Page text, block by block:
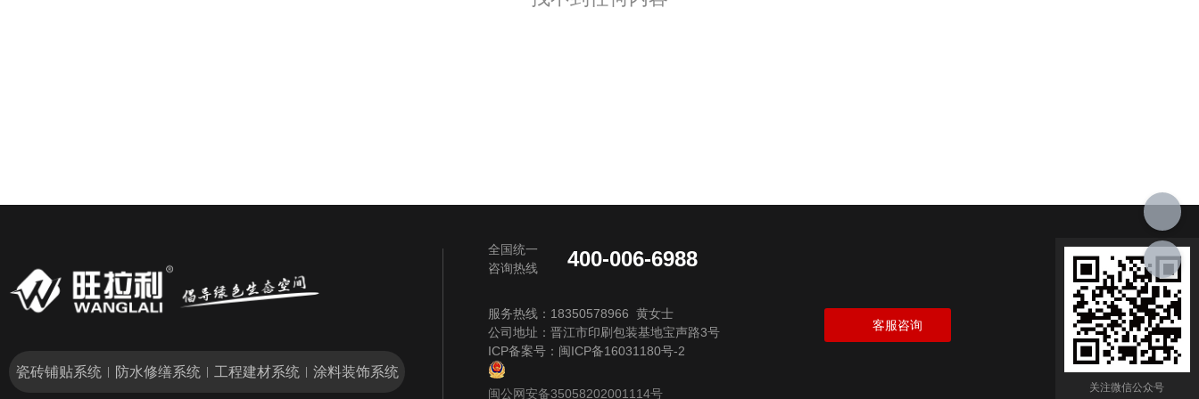
瓷砖铺贴系统 防水修缮系统 工程建材系统 涂料装饰系统
全国统一
咨询热线
400-006-6988
服务热线：18350578966 黄女士
公司地址：晋江市印刷包装基地宝声路3号
ICP备案号： 闽ICP备16031180号-2
闽公网安备35058202001114号
客服咨询
关注微信公众号